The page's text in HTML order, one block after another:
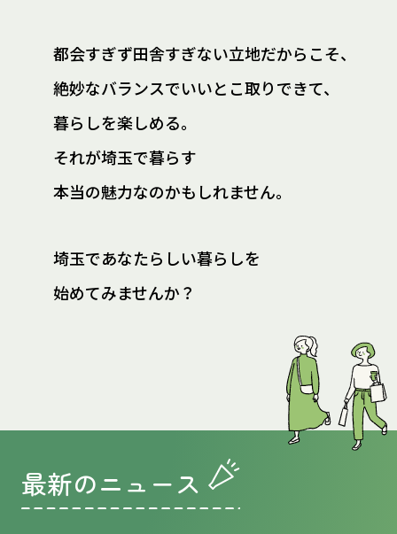
都会すぎず田舎すぎない立地だからこそ、
絶妙なバランスでいいとこ取りできて、
暮らしを楽しめる。
それが埼玉で暮らす
本当の魅力なのかもしれません。
埼玉であなたらしい暮らしを
始めてみませんか？
最新のニュース